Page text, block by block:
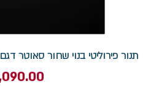
תנור פירוליטי בנוי שחור סאוטר דגם SAUTER GALAXY BI 7071 P
מחיר